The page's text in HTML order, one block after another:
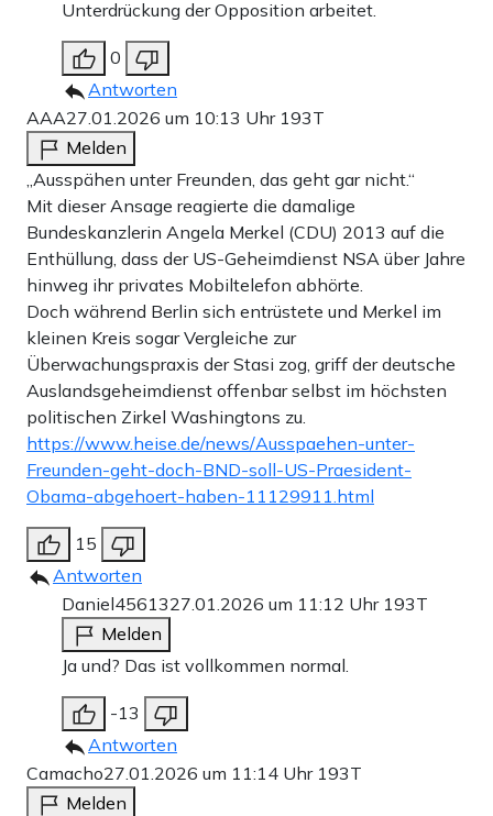
Unterdrückung der Opposition arbeitet.
0
Antworten
AAA27.01.2026 um 10:13 Uhr 193T
Melden
„Ausspähen unter Freunden, das geht gar nicht.“
Mit dieser Ansage reagierte die damalige
Bundeskanzlerin Angela Merkel (CDU) 2013 auf die
Enthüllung, dass der US-Geheimdienst NSA über Jahre
hinweg ihr privates Mobiltelefon abhörte.
Doch während Berlin sich entrüstete und Merkel im
kleinen Kreis sogar Vergleiche zur
Überwachungspraxis der Stasi zog, griff der deutsche
Auslandsgeheimdienst offenbar selbst im höchsten
politischen Zirkel Washingtons zu.
https://www.heise.de/news/Ausspaehen-unter-
Freunden-geht-doch-BND-soll-US-Praesident-
Obama-abgehoert-haben-11129911.html
15
Antworten
Daniel4561327.01.2026 um 11:12 Uhr 193T
Melden
Ja und? Das ist vollkommen normal.
-13
Antworten
Camacho27.01.2026 um 11:14 Uhr 193T
Melden